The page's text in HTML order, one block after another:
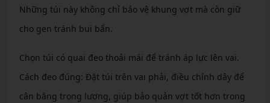
Những túi này không chỉ bảo vệ khung vợt mà còn giữ
cho gen tránh bụi bẩn.
Chọn túi có quai đeo thoải mái để tránh áp lực lên vai.
Cách đeo đúng: Đặt túi trên vai phải, điều chỉnh dây để
cân bằng trọng lượng, giúp bảo quản vợt tốt hơn trong